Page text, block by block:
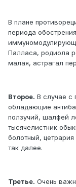
В плане
периода
Палласа, родиола
малая, астрагал
Второе. В случае с
обладающие
ползучий, шалфей
тысячелистник
болотный,
так далее.
Третье. Очень